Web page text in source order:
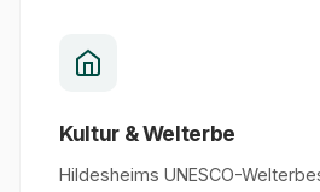
Kultur & Welterbe
Hildesheims UNESCO-